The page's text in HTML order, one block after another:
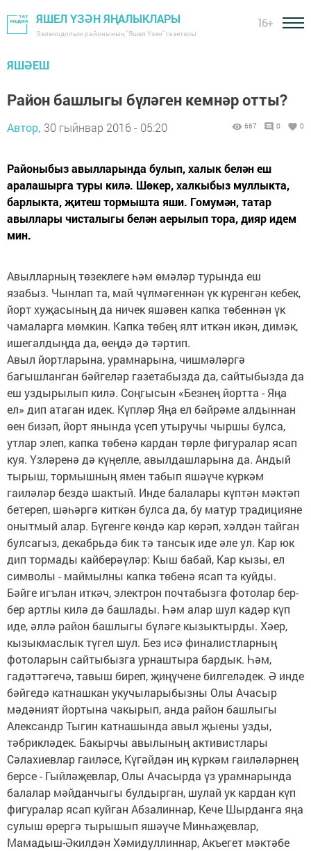
ЯШЕЛ ҮЗӘН ЯҢАЛЫКЛАРЫ
Зеленодольск районының "Яшел Үзән" газетасы
16+
ЯШӘЕШ
Район башлыгы бүләген кемнәр отты?
Автор, 30 гыйнвар 2016 - 05:20 667 0 0
Районыбыз авылларында булып, халык белән еш
аралашырга туры килә. Шөкер, халкыбыз муллыкта,
барлыкта, җитеш тормышта яши. Гомумән, татар
авыллары чисталыгы белән аерылып тора, дияр идем
мин.
Авылларның төзеклеге һәм өмәләр турында еш
язабыз. Чынлап та, май чүлмәгеннән үк күренгән кебек,
йорт хуҗасының да ничек яшәвен капка төбеннән үк
чамаларга мөмкин. Капка төбең ялт иткән икән, димәк,
ишегалдыңда да, өеңдә дә тәртип.
Авыл йортларына, урамнарына, чишмәләргә
багышланган бәйгеләр газетабызда да, сайтыбызда да
еш уздырылып килә. Соңгысын «Безнең йортта - Яңа
ел» дип атаган идек. Күпләр Яңа ел бәйрәме алдыннан
өен бизәп, йорт янында үсеп утыручы чыршы булса,
утлар элеп, капка төбенә кардан төрле фигуралар ясап
куя. Үзләренә дә күңелле, авылдашларына да. Андый
тырыш, тормышның ямен табып яшәүче күркәм
гаиләләр бездә шактый. Инде балалары күптән мәктәп
бетереп, шәһәргә киткән булса да, бу матур традицияне
онытмый алар. Бүгенге көндә кар көрәп, хәлдән тайган
булсагыз, декабрьдә бик тә тансык иде әле ул. Кар юк
дип тормады кайберәүләр: Кыш бабай, Кар кызы, ел
символы - маймылны капка төбенә ясап та куйды.
Бәйге игълан иткәч, электрон почтабызга фотолар бер-
бер артлы килә дә башлады. Һәм алар шул кадәр күп
иде, әллә район башлыгы бүләге кызыктырды. Хәер,
кызыкмаслык түгел шул. Без исә финалистларның
фотоларын сайтыбызга урнаштыра бардык. Һәм,
гадәттәгечә, тавыш биреп, җиңүчене билгеләдек. Ә инде
бәйгедә катнашкан укучыларыбызны Олы Ачасыр
мәдәният йортына чакырып, анда район башлыгы
Александр Тыгин катнашында авыл җыены узды,
тәбрикләдек. Бакырчы авылының активистлары
Сәлахиевлар гаиләсе, Күгәйдән иң күркәм гаиләләрнең
берсе - Гыйләҗевлар, Олы Ачасырда үз урамнарында
балалар мәйданчыгы булдырган, шулай ук кардан күп
фигуралар ясап куйган Абзалиннар, Кече Шырданга яңа
сулыш өрергә тырышып яшәүче Минһаҗевлар,
Мамадыш-Әкилдән Хәмидуллиннар, Акъегет мәктәбе